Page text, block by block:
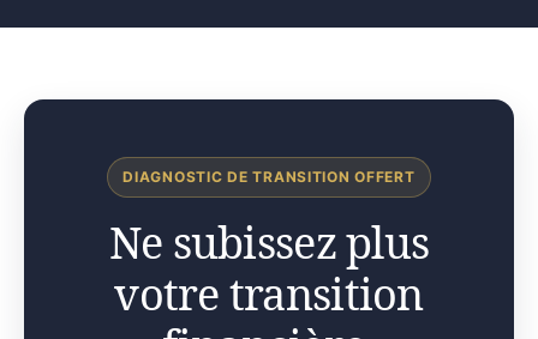
DIAGNOSTIC DE TRANSITION OFFERT
Ne subissez plus
votre transition